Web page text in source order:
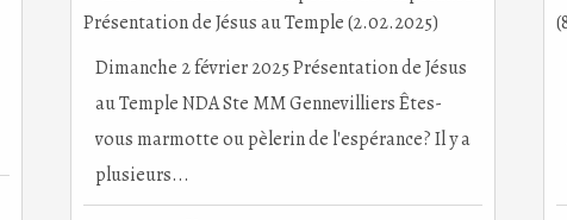
Dimanche 2 février 2025 Présentation de Jésus
au Temple NDA Ste MM Gennevilliers Êtes-
vous marmotte ou pèlerin de l'espérance? Il y a
plusieurs...